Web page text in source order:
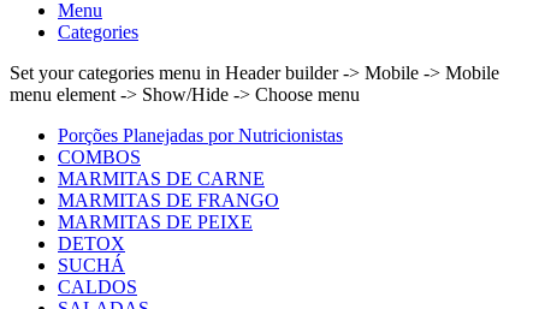
Menu
Categories
Set your categories menu in Header builder -> Mobile -> Mobile
menu element -> Show/Hide -> Choose menu
Porções Planejadas por Nutricionistas
COMBOS
MARMITAS DE CARNE
MARMITAS DE FRANGO
MARMITAS DE PEIXE
DETOX
SUCHÁ
CALDOS